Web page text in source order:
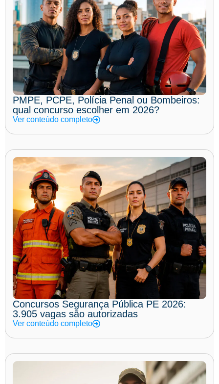
PMPE, PCPE, Polícia Penal ou Bombeiros:
qual concurso escolher em 2026?
Ver conteúdo completo
Concursos Segurança Pública PE 2026:
3.905 vagas são autorizadas
Ver conteúdo completo